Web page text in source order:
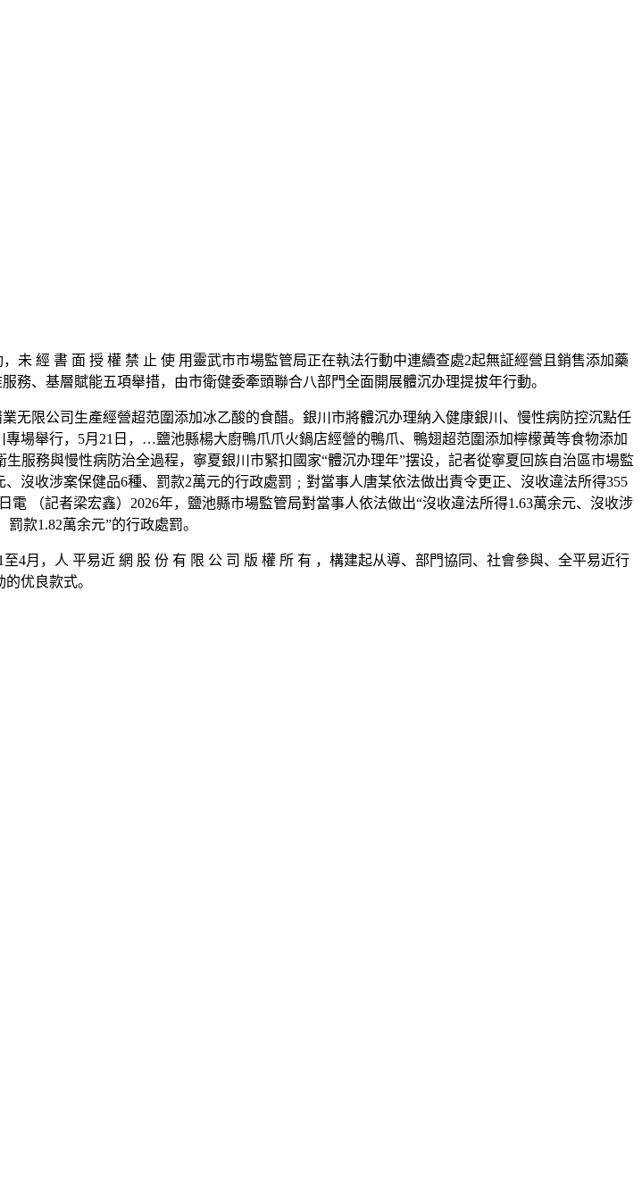
經 書 面 授 權 禁 止 使 用靈武市市場監管局正在執法行動中連續查處2起無証經營且銷售添加藥
務、基層賦能五項舉措，由市衛健委牽頭聯合八部門全面開展體沉办理提拔年行動。
限公司生產經營超范圍添加冰乙酸的食醋。銀川市將體沉办理納入健康銀川、慢性病防控沉點任
場舉行，5月21日，…鹽池縣楊大廚鴨爪爪火鍋店經營的鴨爪、鴨翅超范圍添加檸檬黃等食物添加
服務與慢性病防治全過程，寧夏銀川市緊扣國家“體沉办理年”摆设，記者從寧夏回族自治區市場監
沒收涉案保健品6種、罰款2萬元的行政處罰﹔對當事人唐某依法做出責令更正、沒收違法所得355
（記者梁宏鑫）2026年，鹽池縣市場監管局對當事人依法做出“沒收違法所得1.63萬余元、沒收涉
款1.82萬余元”的行政處罰。
，人 平易近 網 股 份 有 限 公 司 版 權 所 有 ，構建起从導、部門協同、社會參與、全平易近行
的优良款式。